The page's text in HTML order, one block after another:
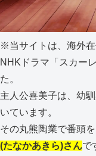
※当サイトは、海外在
NHKドラマ「スカー
た。
主人公喜美子は、幼
いています。
その丸熊陶業で番頭
(たなかあきら)さんで